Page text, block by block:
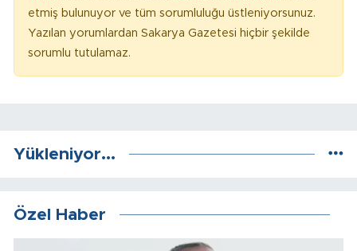
etmiş bulunuyor ve tüm sorumluluğu üstleniyorsunuz.
Yazılan yorumlardan Sakarya Gazetesi hiçbir şekilde
sorumlu tutulamaz.
Yükleniyor...
Özel Haber